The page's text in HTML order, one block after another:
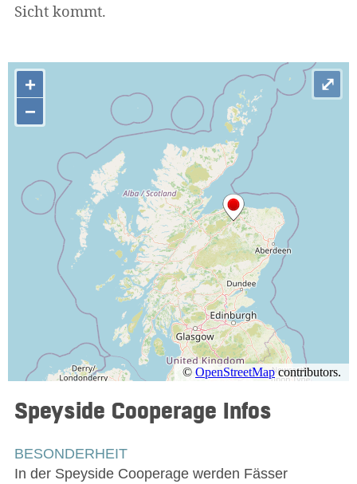
Sicht kommt.
Speyside Cooperage Infos
BESONDERHEIT
In der Speyside Cooperage werden Fässer